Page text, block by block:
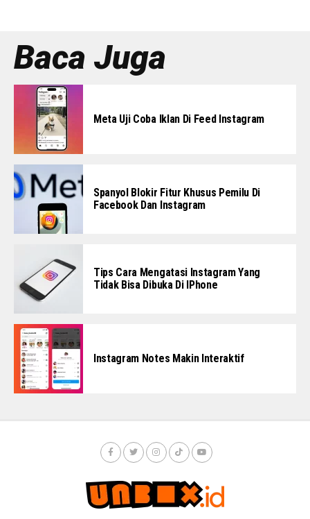
Baca Juga
Meta Uji Coba Iklan Di Feed Instagram
Spanyol Blokir Fitur Khusus Pemilu Di
Facebook Dan Instagram
Tips Cara Mengatasi Instagram Yang
Tidak Bisa Dibuka Di IPhone
Instagram Notes Makin Interaktif